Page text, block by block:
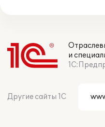
и
Другие сайты 1С